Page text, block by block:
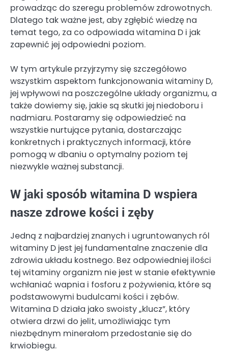
prowadząc do szeregu problemów zdrowotnych.
Dlatego tak ważne jest, aby zgłębić wiedzę na
temat tego, za co odpowiada witamina D i jak
zapewnić jej odpowiedni poziom.
W tym artykule przyjrzymy się szczegółowo
wszystkim aspektom funkcjonowania witaminy D,
jej wpływowi na poszczególne układy organizmu, a
także dowiemy się, jakie są skutki jej niedoboru i
nadmiaru. Postaramy się odpowiedzieć na
wszystkie nurtujące pytania, dostarczając
konkretnych i praktycznych informacji, które
pomogą w dbaniu o optymalny poziom tej
niezwykle ważnej substancji.
W jaki sposób witamina D wspiera
nasze zdrowe kości i zęby
Jedną z najbardziej znanych i ugruntowanych ról
witaminy D jest jej fundamentalne znaczenie dla
zdrowia układu kostnego. Bez odpowiedniej ilości
tej witaminy organizm nie jest w stanie efektywnie
wchłaniać wapnia i fosforu z pożywienia, które są
podstawowymi budulcami kości i zębów.
Witamina D działa jako swoisty „klucz”, który
otwiera drzwi do jelit, umożliwiając tym
niezbędnym minerałom przedostanie się do
krwiobiegu.